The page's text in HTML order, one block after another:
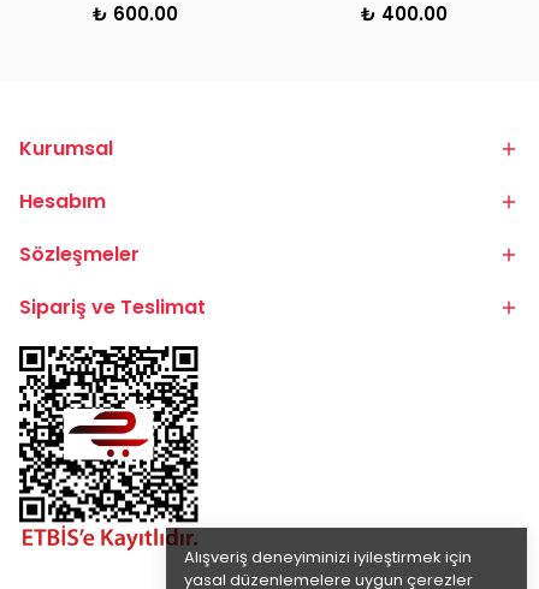
Alışveriş deneyiminizi iyileştirmek için
yasal düzenlemelere uygun çerezler
₺ 600.00 ₺ 400.00
Kurumsal
Hesabım
Sözleşmeler
Sipariş ve Teslimat